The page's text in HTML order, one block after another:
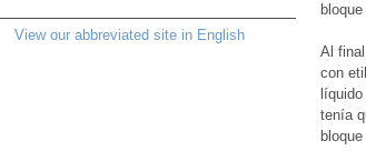
View our abbreviated site in English
Al
con
tenía